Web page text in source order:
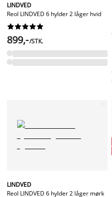
LINDVED
Reol LINDVED 6 hylder 2 låger hvid






899,-/STK.
LINDVED
Reol LINDVED 6 hylder 2 låger mørk